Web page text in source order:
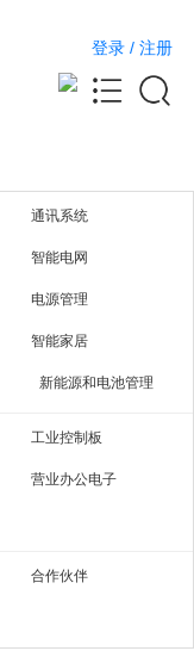
登录 / 注册
通讯系统
智能电网
电源管理
智能家居
新能源和电池管理
工业控制板
营业办公电子
合作伙伴